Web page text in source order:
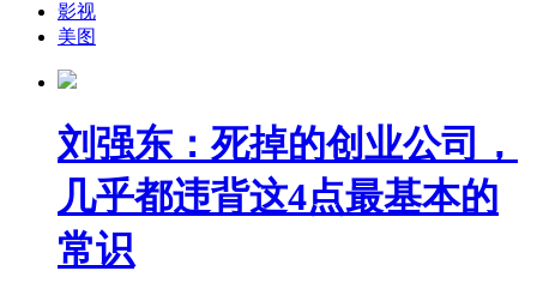
影视
美图
刘强东：死掉的创业公司，
几乎都违背这4点最基本的
常识